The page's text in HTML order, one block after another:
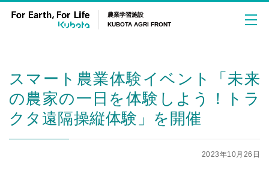
農業学習施設
KUBOTA AGRI FRONT
About
クボタアグリフロントについて
カフェ
イベント
スマート農業体験イベント「未来
の農家の一日を体験しよう！トラ
クタ遠隔操縦体験」を開催
2023年10月26日